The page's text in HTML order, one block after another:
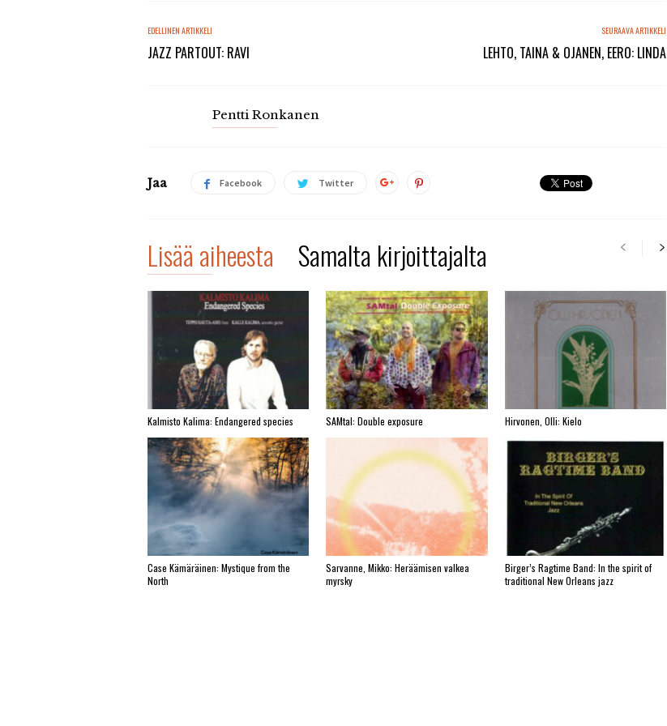
EDELLINEN ARTIKKELI
JAZZ PARTOUT: RAVI
SEURAAVA ARTIKKELI
LEHTO, TAINA & OJANEN, EERO: LINDA
Pentti Ronkanen
Jaa Facebook Twitter
Lisää aiheesta Samalta kirjoittajalta
Kalmisto Kalima: Endangered species SAMtal: Double exposure Hirvonen, Olli: Kielo
Case Kämäräinen: Mystique from the
North
Sarvanne, Mikko: Heräämisen valkea
myrsky
Birger’s Ragtime Band: In the spirit of
traditional New Orleans jazz